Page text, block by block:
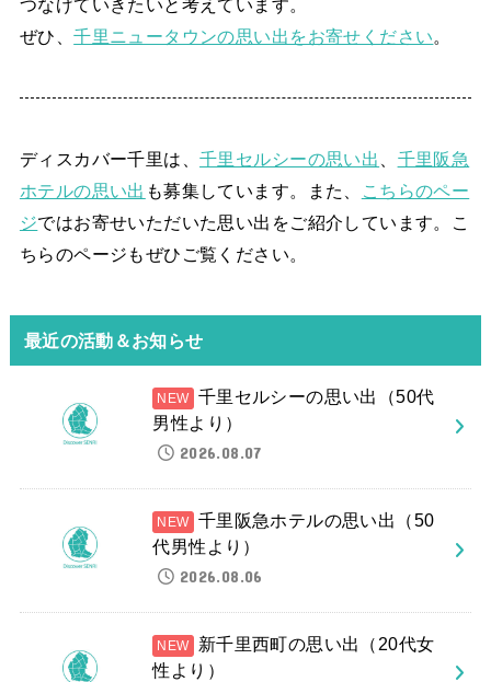
つなげていきたいと考えています。
ぜひ、千里ニュータウンの思い出をお寄せください。
ディスカバー千里は、千里セルシーの思い出
千里阪急
ホテルの思い出 も募集しています。また、
こちらのペー
ジではお寄せいただいた思い出をご紹介しています。こ
ちらのページもぜひご覧ください。
最近の活動＆お知らせ
千里セルシーの思い出（50代
男性より）
2026.08.07
千里阪急ホテルの思い出（50
代男性より）
2026.08.06
新千里西町の思い出（20代女
性より）